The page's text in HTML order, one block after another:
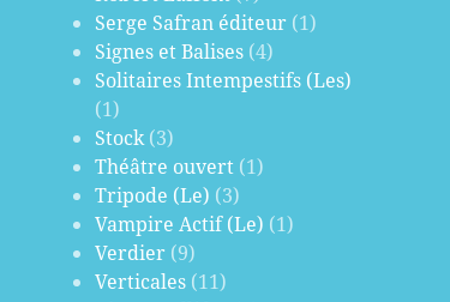
Serge Safran éditeur (1)
Signes et Balises (4)
Solitaires Intempestifs (Les)
(1)
Stock(3)
Théâtre ouvert (1)
Tripode (Le) (3)
Vampire Actif (Le) (1)
Verdier (9)
Verticales (11)